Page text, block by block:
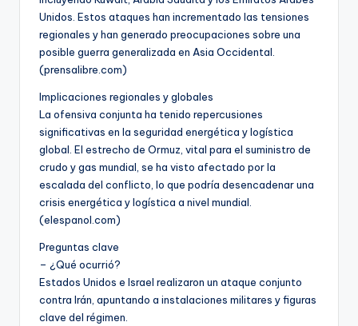
Unidos. Estos ataques han incrementado las tensiones
regionales y han generado preocupaciones sobre una
posible guerra generalizada en Asia Occidental.
(prensalibre.com)
Implicaciones regionales y globales
La ofensiva conjunta ha tenido repercusiones
significativas en la seguridad energética y logística
global. El estrecho de Ormuz, vital para el suministro de
crudo y gas mundial, se ha visto afectado por la
escalada del conflicto, lo que podría desencadenar una
crisis energética y logística a nivel mundial.
(elespanol.com)
Preguntas clave
– ¿Qué ocurrió?
Estados Unidos e Israel realizaron un ataque conjunto
contra Irán, apuntando a instalaciones militares y figuras
clave del régimen.